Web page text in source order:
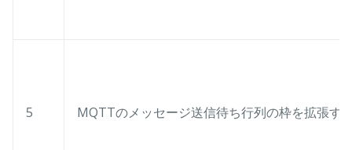
5 MQTTのメッセージ送信待ち行列の枠を拡張す